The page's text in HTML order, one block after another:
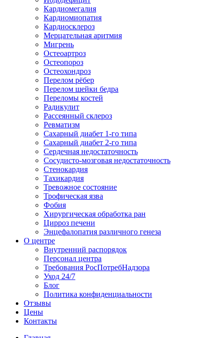
Кардиомегалия
Кардиомиопатия
Кардиосклероз
Мерцательная аритмия
Мигрень
Остеоартроз
Остеопороз
Остеохондроз
Перелом рёбер
Перелом шейки бедра
Переломы костей
Радикулит
Рассеянный склероз
Ревматизм
Сахарный диабет 1-го типа
Сахарный диабет 2-го типа
Сердечная недостаточность
Сосудисто-мозговая недостаточность
Стенокардия
Тахикардия
Тревожное состояние
Трофическая язва
Фобия
Хирургическая обработка ран
Цирроз печени
Энцефалопатия различного генеза
О центре
Внутренний распорядок
Персонал центра
Требования РосПотребНадзора
Уход 24/7
Блог
Политика конфиденциальности
Отзывы
Цены
Контакты